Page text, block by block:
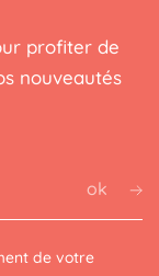
profiter de
nouveautés
ok
de votre